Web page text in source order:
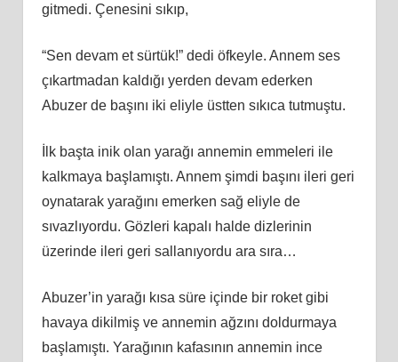
gitmedi. Çenesini sıkıp,
“Sen devam et sürtük!” dedi öfkeyle. Annem ses
çıkartmadan kaldığı yerden devam ederken
Abuzer de başını iki eliyle üstten sıkıca tutmuştu.
İlk başta inik olan yarağı annemin emmeleri ile
kalkmaya başlamıştı. Annem şimdi başını ileri geri
oynatarak yarağını emerken sağ eliyle de
sıvazlıyordu. Gözleri kapalı halde dizlerinin
üzerinde ileri geri sallanıyordu ara sıra…
Abuzer’in yarağı kısa süre içinde bir roket gibi
havaya dikilmiş ve annemin ağzını doldurmaya
başlamıştı. Yarağının kafasının annemin ince